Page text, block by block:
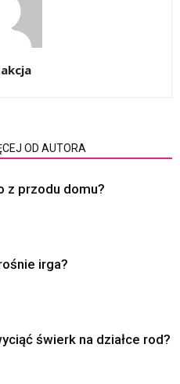
OD AUTORA
z przodu domu?
irga?
świerk na działce rod?